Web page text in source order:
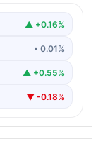
▲ +0.16%
• 0.01%
▲ +0.55%
▼ -0.18%